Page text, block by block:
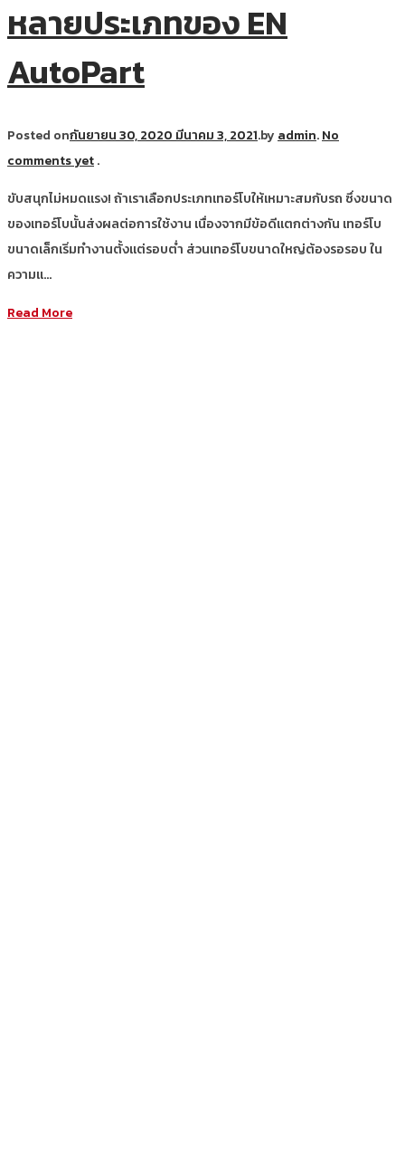
หลายประเภทของ EN
AutoPart
Posted onกันยายน 30, 2020 มีนาคม 3, 2021.by admin.No
comments yet.
ขับสนุกไม่หมดแรง! ถ้าเราเลือกประเภทเทอร์โบให้เหมาะสมกับรถ ซึ่งขนาด
ของเทอร์โบนั้นส่งผลต่อการใช้งาน เนื่องจากมีข้อดีแตกต่างกัน เทอร์โบ
ขนาดเล็กเริ่มทำงานตั้งแต่รอบต่ำ ส่วนเทอร์โบขนาดใหญ่ต้องรอรอบ ใน
ความแ…
Read More